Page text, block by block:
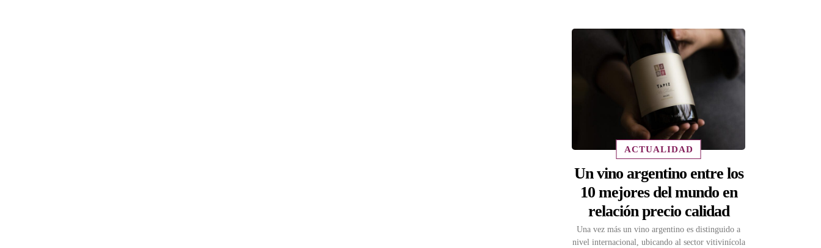
ACTUALIDAD
Un vino argentino entre los
10 mejores del mundo en
relación precio calidad
Una vez más un vino argentino es distinguido a
nivel internacional, ubicando al sector vitivinícola